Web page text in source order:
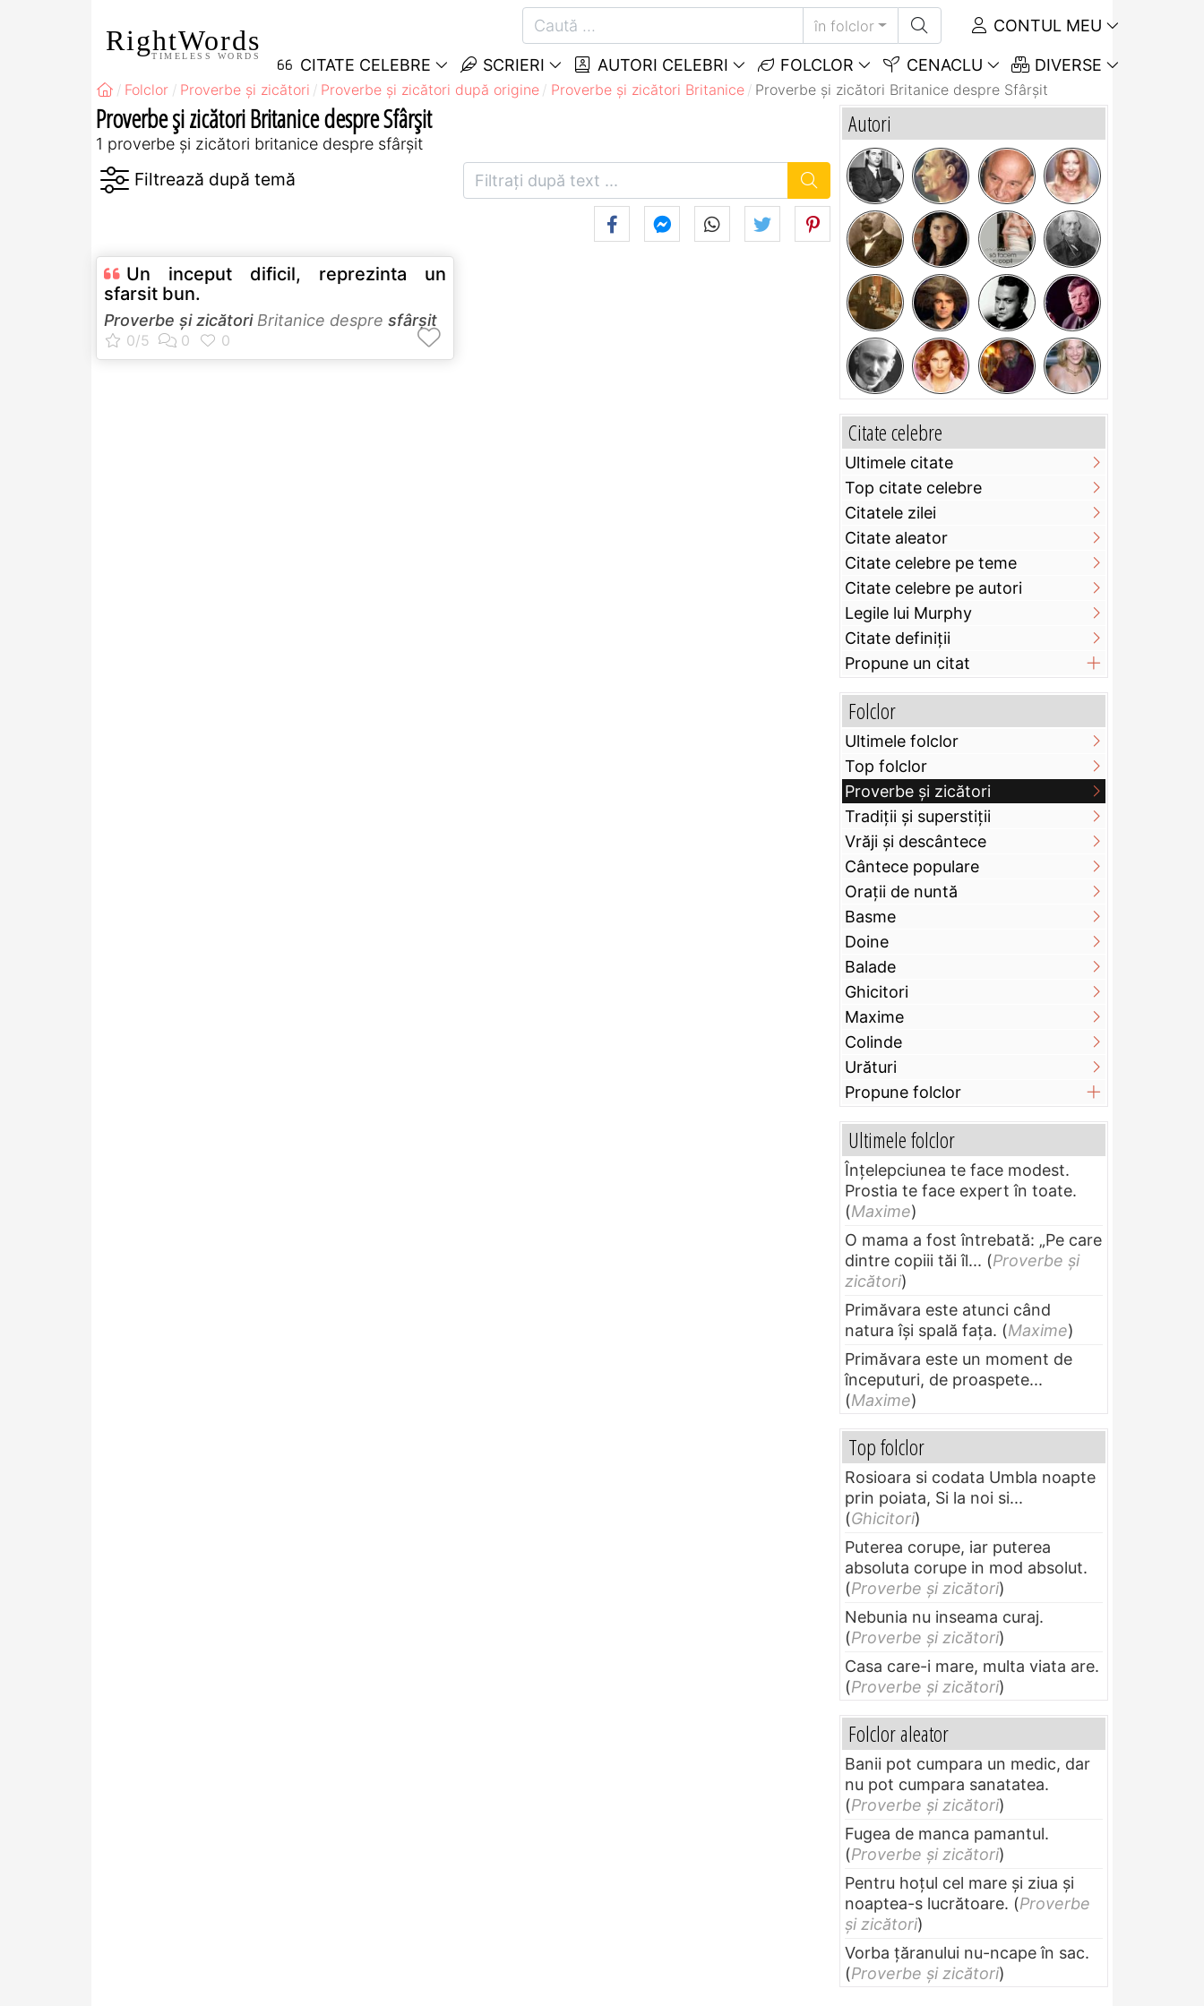
RightWords
TIMELESS WORDS
în folclor CONTUL MEU
CITATE CELEBRE SCRIERI AUTORI CELEBRI FOLCLOR CENACLU DIVERSE
Folclor Proverbe și zicători Proverbe și zicători după origine Proverbe și zicători Britanice Proverbe și zicători Britanice despre Sfârșit
Proverbe și zicători Britanice despre Sfârșit
1 proverbe și zicători britanice despre sfârșit
Un inceput dificil, reprezinta un
sfarsit bun.
Proverbe și zicătoriBritanice despre sfârșit
Autori
Citate celebre
Ultimele citate
Top citate celebre
Citatele zilei
Citate aleator
Citate celebre pe teme
Citate celebre pe autori
Legile lui Murphy
Citate definiţii
Propune un citat
Folclor
Ultimele folclor
Top folclor
Proverbe și zicători
Tradiții și superstiții
Vrăji și descântece
Cântece populare
Orații de nuntă
Basme
Doine
Balade
Ghicitori
Maxime
Colinde
Urături
Propune folclor
Ultimele folclor
Înțelepciunea te face modest.
Prostia te face expert în toate.
(Maxime)
O mama a fost întrebată: „Pe care
dintre copiii tăi îl... (Proverbe și
zicători)
Primăvara este atunci când
natura își spală fața. (Maxime)
Primăvara este un moment de
începuturi, de proaspete...
(Maxime)
Top folclor
Rosioara si codata Umbla noapte
prin poiata, Si la noi si...
(Ghicitori)
Puterea corupe, iar puterea
absoluta corupe in mod absolut.
(Proverbe și zicători)
Nebunia nu inseama curaj.
(Proverbe și zicători)
Casa care-i mare, multa viata are.
(Proverbe și zicători)
Folclor aleator
Banii pot cumpara un medic, dar
nu pot cumpara sanatatea.
(Proverbe și zicători)
Fugea de manca pamantul.
(Proverbe și zicători)
Pentru hoţul cel mare şi ziua şi
noaptea-s lucrătoare. (Proverbe
și zicători)
Vorba ţăranului nu-ncape în sac.
(Proverbe și zicători)